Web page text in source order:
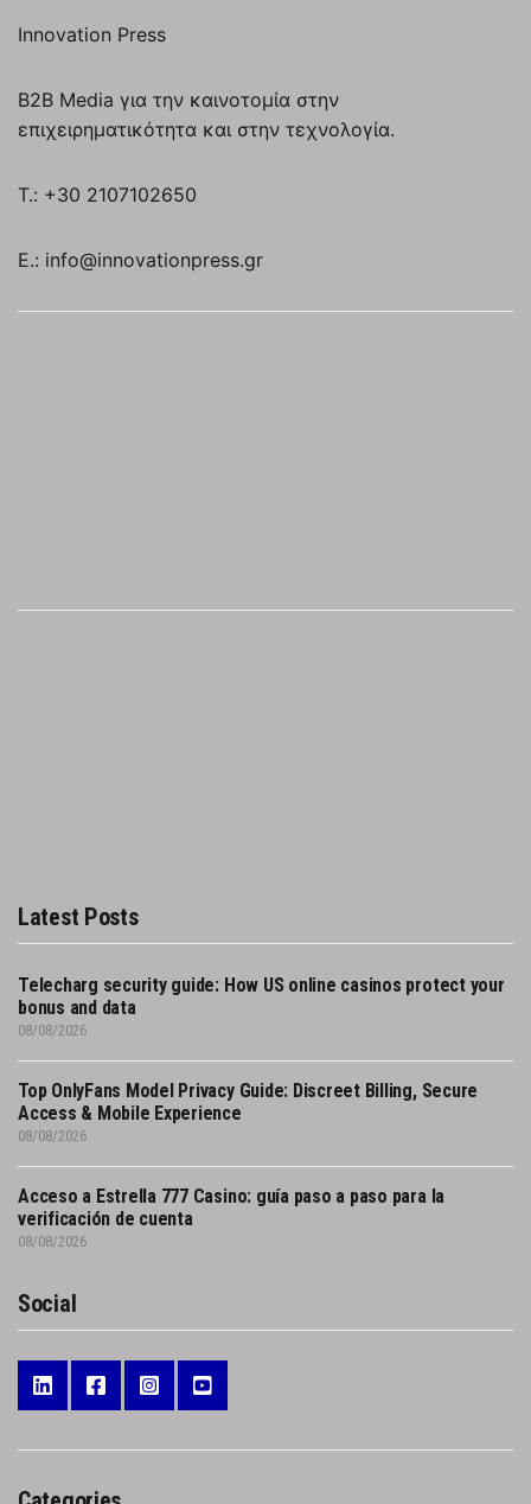
Innovation Press
B2B Media για την καινοτομία στην
επιχειρηματικότητα και στην τεχνολογία.
T.: +30 2107102650
E.: info@innovationpress.gr
Latest Posts
Telecharg security guide: How US online casinos protect your
bonus and data
08/08/2026
Top OnlyFans Model Privacy Guide: Discreet Billing, Secure
Access & Mobile Experience
08/08/2026
Acceso a Estrella 777 Casino: guía paso a paso para la
verificación de cuenta
08/08/2026
Social